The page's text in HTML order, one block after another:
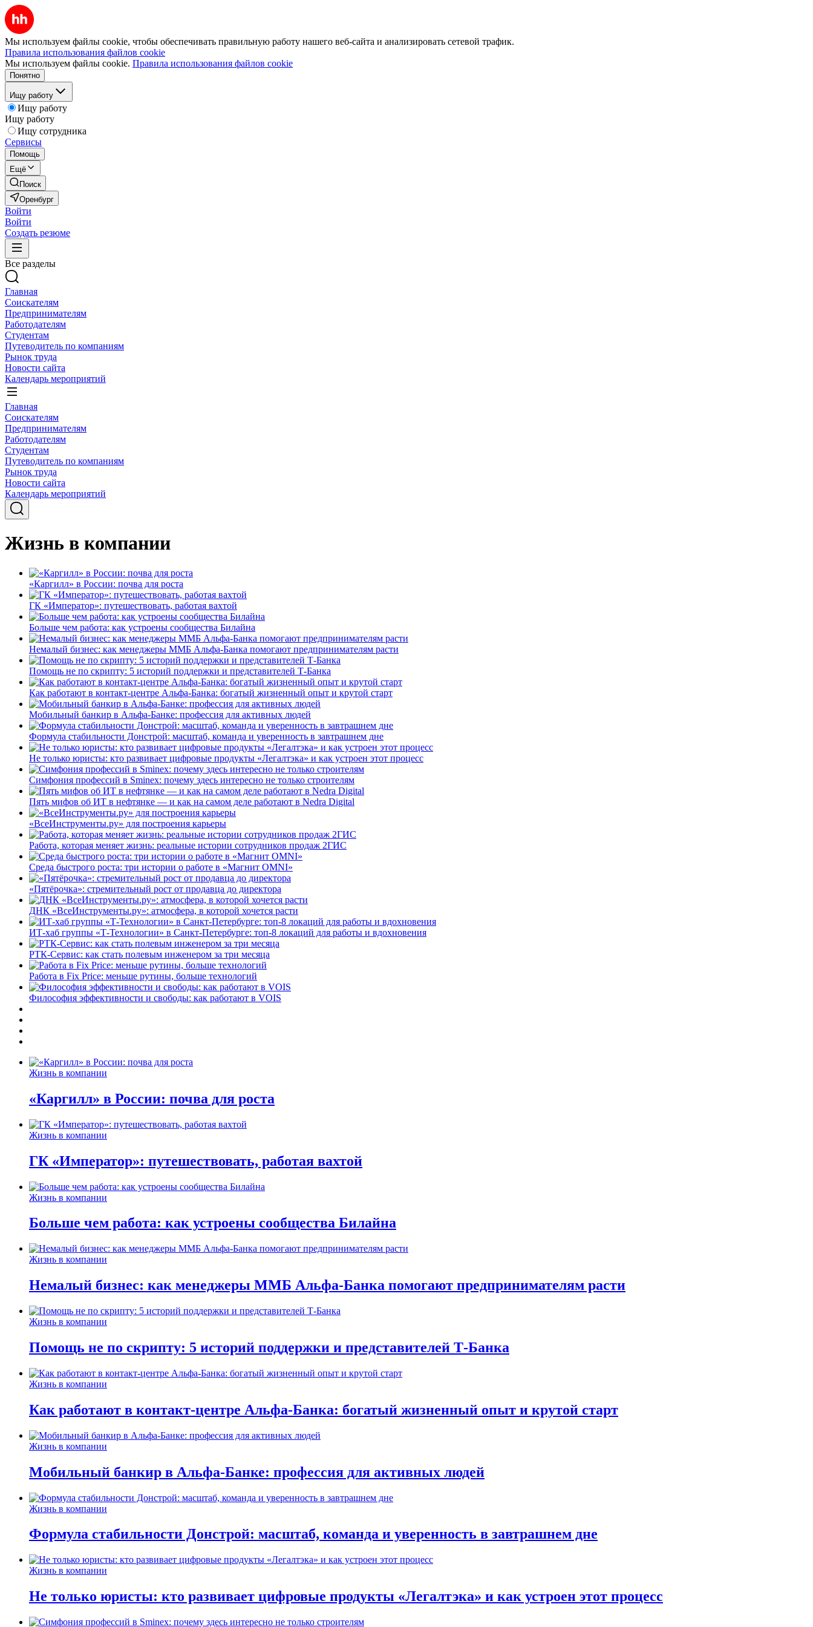
Мы используем файлы cookie, чтобы обеспечивать правильную работу нашего веб-сайта и анализировать сетевой трафик.
Правила использования файлов cookie
Мы используем файлы cookie. Правила использования файлов cookie
Понятно
Ищу работу
Ищу работу
Ищу работу
Ищу сотрудника
Сервисы
Помощь
Ещё
Поиск
Оренбург
Войти
Войти
Создать резюме
Все разделы
Главная
Соискателям
Предпринимателям
Работодателям
Студентам
Путеводитель по компаниям
Рынок труда
Новости сайта
Календарь мероприятий
Главная
Соискателям
Предпринимателям
Работодателям
Студентам
Путеводитель по компаниям
Рынок труда
Новости сайта
Календарь мероприятий
Жизнь в компании
«Каргилл» в России: почва для роста
ГК «Император»: путешествовать, работая вахтой
Больше чем работа: как устроены сообщества Билайна
Немалый бизнес: как менеджеры ММБ Альфа-Банка помогают предпринимателям расти
Помощь не по скрипту: 5 историй поддержки и представителей Т-Банка
Как работают в контакт-центре Альфа-Банка: богатый жизненный опыт и крутой старт
Мобильный банкир в Альфа-Банке: профессия для активных людей
Формула стабильности Донстрой: масштаб, команда и уверенность в завтрашнем дне
Не только юристы: кто развивает цифровые продукты «Легалтэка» и как устроен этот процесс
Симфония профессий в Sminex: почему здесь интересно не только строителям
Пять мифов об ИТ в нефтянке — и как на самом деле работают в Nedra Digital
«ВсеИнструменты.ру» для построения карьеры
Работа, которая меняет жизнь: реальные истории сотрудников продаж 2ГИС
Среда быстрого роста: три истории о работе в «Магнит OMNI»
«Пятёрочка»: стремительный рост от продавца до директора
ДНК «ВсеИнструменты.ру»: атмосфера, в которой хочется расти
ИТ-хаб группы «Т-Технологии» в Санкт-Петербурге: топ-8 локаций для работы и вдохновения
РТК-Сервис: как стать полевым инженером за три месяца
Работа в Fix Price: меньше рутины, больше технологий
Философия эффективности и свободы: как работают в VOIS
Жизнь в компании
«Каргилл» в России: почва для роста
Жизнь в компании
ГК «Император»: путешествовать, работая вахтой
Жизнь в компании
Больше чем работа: как устроены сообщества Билайна
Жизнь в компании
Немалый бизнес: как менеджеры ММБ Альфа-Банка помогают предпринимателям расти
Жизнь в компании
Помощь не по скрипту: 5 историй поддержки и представителей Т-Банка
Жизнь в компании
Как работают в контакт-центре Альфа-Банка: богатый жизненный опыт и крутой старт
Жизнь в компании
Мобильный банкир в Альфа-Банке: профессия для активных людей
Жизнь в компании
Формула стабильности Донстрой: масштаб, команда и уверенность в завтрашнем дне
Жизнь в компании
Не только юристы: кто развивает цифровые продукты «Легалтэка» и как устроен этот процесс